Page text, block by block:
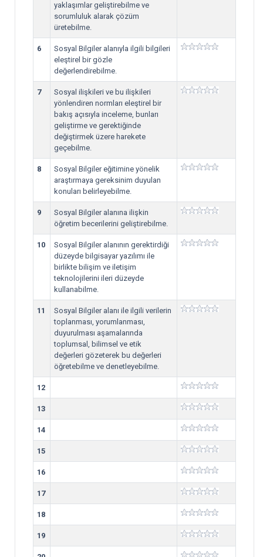
yaklaşımlar geliştirebilme ve
sorumluluk alarak çözüm
üretebilme.
6
Sosyal Bilgiler alanıyla ilgili bilgileri
eleştirel bir gözle
değerlendirebilme.
7
Sosyal ilişkileri ve bu ilişkileri
yönlendiren normları eleştirel bir
bakış açısıyla inceleme, bunları
geliştirme ve gerektiğinde
değiştirmek üzere harekete
geçebilme.
8
Sosyal Bilgiler eğitimine yönelik
araştırmaya gereksinim duyulan
konuları belirleyebilme.
9
Sosyal Bilgiler alanına ilişkin
öğretim becerilerini geliştirebilme.
10
Sosyal Bilgiler alanının gerektirdiği
düzeyde bilgisayar yazılımı ile
birlikte bilişim ve iletişim
teknolojilerini ileri düzeyde
kullanabilme.
11
Sosyal Bilgiler alanı ile ilgili verilerin
toplanması, yorumlanması,
duyurulması aşamalarında
toplumsal, bilimsel ve etik
değerleri gözeterek bu değerleri
öğretebilme ve denetleyebilme.
12
13
14
15
16
17
18
19